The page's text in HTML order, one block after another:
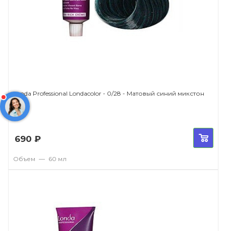
Londa Professional Londacolor - 0/28 - Матовый синий микстон
690 ₽
Объем — 60 мл